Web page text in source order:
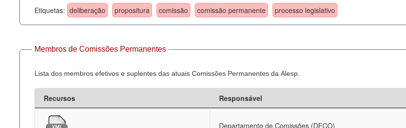
Etiquetas: deliberação propositura comissão comissão permanente processo legislativo
Membros de Comissões Permanentes
Lista dos membros efetivos e suplentes das atuais Comissões Permanentes da Alesp.
Recursos Responsável
Departamento de Comissões (DECO)